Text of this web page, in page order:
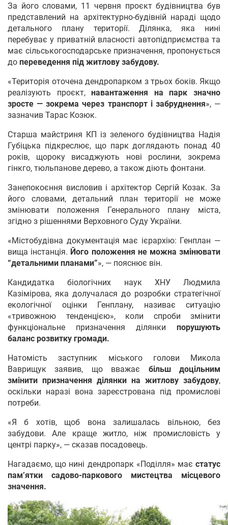
За його словами, 11 червня проєкт будівництва був
представлений на архітектурно-будівній нараді щодо
детального плану території. Ділянка, яка нині
перебуває у приватній власності автопідприємства та
має сільськогосподарське призначення, пропонується
до переведення під житлову забудову.
«Територія оточена дендропарком з трьох боків. Якщо
реалізують проєкт,навантаження на парк значно
зросте — зокрема через транспорт і забруднення», —
зазначив Тарас Козюк.
Старша майстриня КП із зеленого будівництва Надія
Губіцька підкреслює, що парк доглядають понад 40
років, щороку висаджують нові рослини, зокрема
гінкго, тюльпанове дерево, а також діють фонтани.
Занепокоєння висловив і архітектор Сергій Козак. За
його словами, детальний план території не може
змінювати положення Генерального плану міста,
згідно з рішеннями Верховного Суду України.
«Містобудівна документація має ієрархію: Генплан —
вища інстанція. Його положення не можна змінювати
“детальними планами”», — пояснює він.
Кандидатка біологічних наук ХНУ Людмила
Казімірова, яка долучалася до розробки стратегічної
екологічної оцінки Генплану, називає ситуацію
«тривожною тенденцією», коли спроби змінити
функціональне призначення ділянки порушують
баланс розвитку громади.
Натомість заступник міського голови Микола
Ваврищук заявив, що вважає більш доцільним
змінити призначення ділянки на житлову забудову,
оскільки наразі вона зареєстрована під промислові
потреби.
«Я б хотів, щоб вона залишалась вільною, без
забудови. Але краще житло, ніж промисловість у
центрі парку», — сказав посадовець.
Нагадаємо, що нині дендропарк «Поділля» має статус
пам’ятки садово-паркового мистецтва місцевого
значення.